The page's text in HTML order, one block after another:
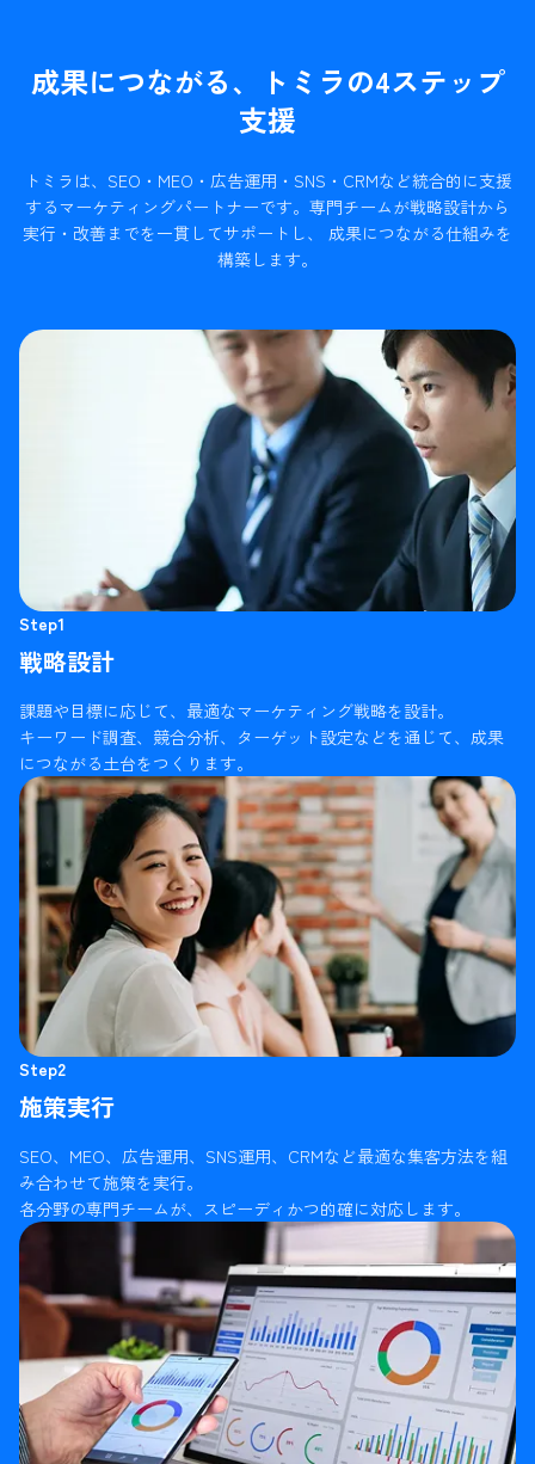
成果につながる、トミラの4ステップ
支援
トミラは、SEO・MEO・広告運用・SNS・CRMなど統合的に支援
するマーケティングパートナーです。 専門チームが戦略設計から
実行・改善までを一貫してサポートし、 成果につながる仕組みを
構築します。
Step1
戦略設計
課題や目標に応じて、最適なマーケティング戦略を設計。
キーワード調査、競合分析、ターゲット設定などを通じて、成果
につながる土台をつくります。
Step2
施策実行
SEO、MEO、広告運用、SNS運用、CRMなど最適な集客方法を組
み合わせて施策を実行。
各分野の専門チームが、スピーディかつ的確に対応します。